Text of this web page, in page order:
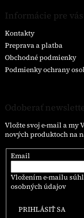
Informácie pre vás
Kontakty
Preprava a platba
Obchodné podmienky
Podmienky ochrany
Odoberať
Vložte svoj e-mail a my
nových produktoch na
Email
Vložením e-mailu
osobných údajov
PRIHLÁSIŤ SA